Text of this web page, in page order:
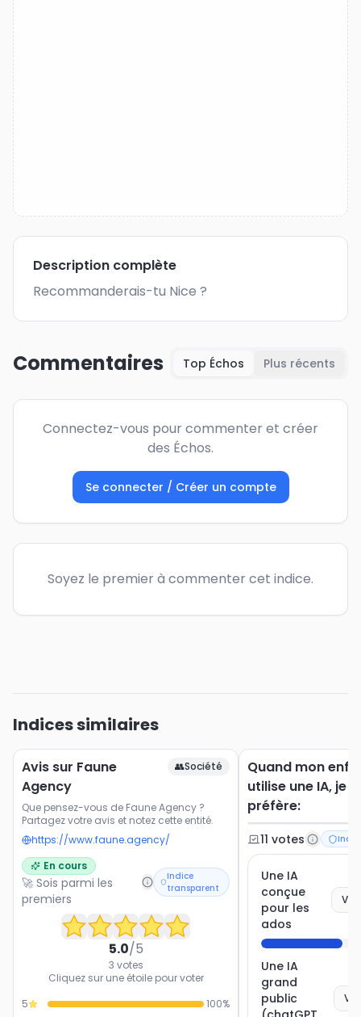
Description complète
Recommanderais-tu Nice ?
Commentaires Top Échos Plus récents
Connectez-vous pour commenter et créer
des Échos.
Se connecter / Créer un compte
Soyez le premier à commenter cet indice.
Indices similaires
Avis sur Faune
Agency
👥Société
Que pensez-vous de Faune Agency ?
Partagez votre avis et notez cette entité.
https://www.faune.agency/
En cours
🚀 Sois parmi les
premiers
Indice
transparent
5.0/5
3 votes
Cliquez sur une étoile pour voter
5
100%
Quand mon
utilise une IA, je
préfère:
11 votes
Une IA
conçue
pour les
ados
Une IA
grand
public